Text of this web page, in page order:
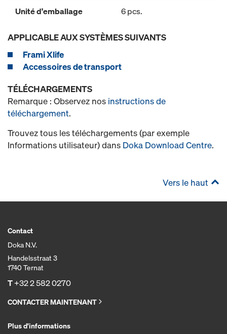
Unité d'emballage 6 pcs.
APPLICABLE AUX SYSTÈMES SUIVANTS
Frami Xlife
Accessoires de transport
TÉLÉCHARGEMENTS
Remarque : Observez nos instructions de
téléchargement.
Trouvez tous les téléchargements (par exemple
Informations utilisateur) dans Doka Download Centre.
Vers le haut
Contact
Doka N.V.
Handelsstraat 3
1740 Ternat
T+32 2 582 0270
CONTACTER MAINTENANT
Plus d'informations